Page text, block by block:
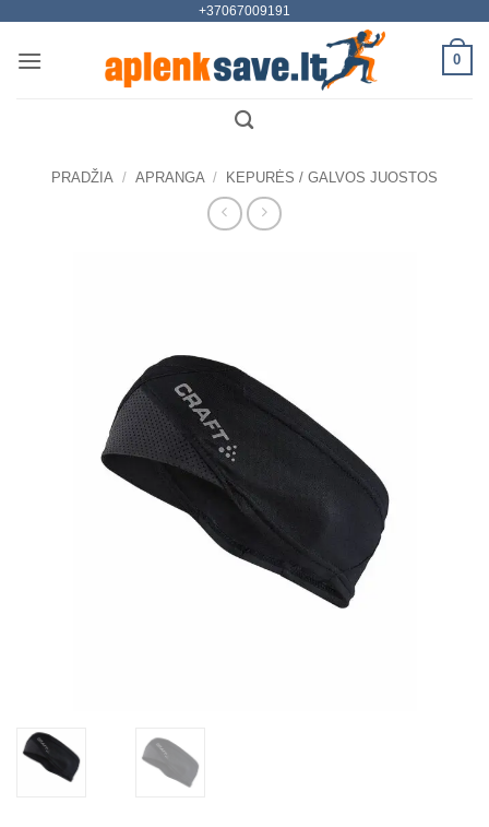
content
+37067009191
0
PRADŽIA / APRANGA / KEPURĖS / GALVOS JUOSTOS